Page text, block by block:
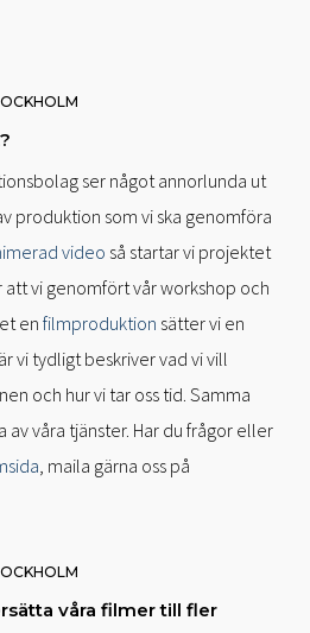
ser något annorlunda ut
produktion som vi ska genomföra
video så startar vi projektet
vi genomfört vår workshop och
en filmproduktion sätter vi en
vi tydligt beskriver vad vi vill
och hur vi tar oss tid. Samma
våra tjänster. Har du frågor eller
, maila gärna oss på
våra filmer till fler